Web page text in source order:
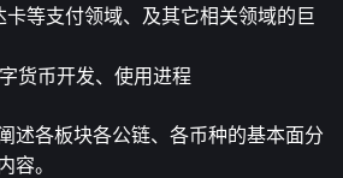
等支付领域、及其它相关领域的巨
货币开发、使用进程
述各板块各公链、各币种的基本面分
容。